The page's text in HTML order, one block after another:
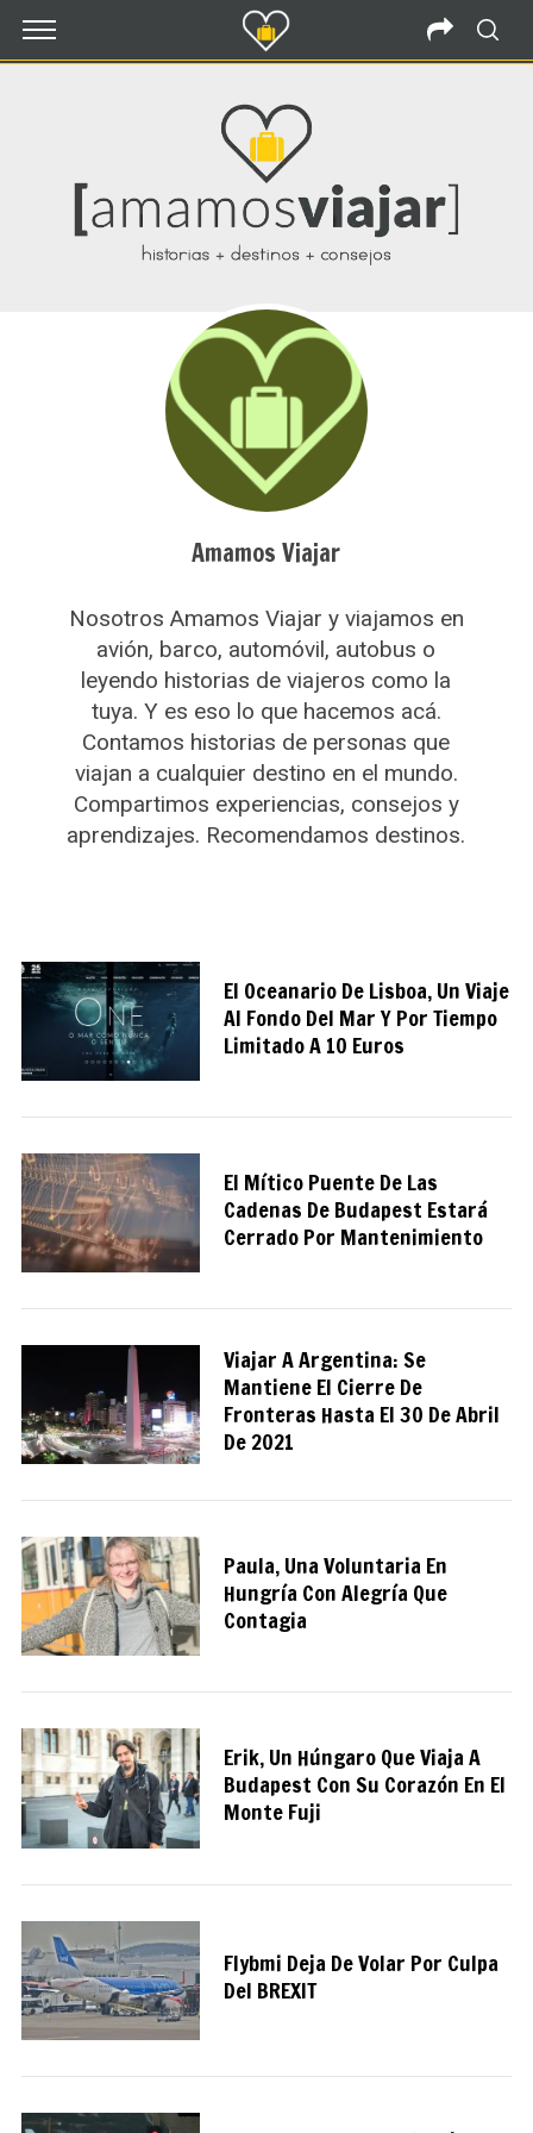
Amamos Viajar
Nosotros Amamos Viajar y viajamos en
avión, barco, automóvil, autobus o
leyendo historias de viajeros como la
tuya. Y es eso lo que hacemos acá.
Contamos historias de personas que
viajan a cualquier destino en el mundo.
Compartimos experiencias, consejos y
aprendizajes. Recomendamos destinos.
El Oceanario De Lisboa, Un Viaje
Al Fondo Del Mar Y Por Tiempo
Limitado A 10 Euros
El Mítico Puente De Las
Cadenas De Budapest Estará
Cerrado Por Mantenimiento
Viajar A Argentina: Se
Mantiene El Cierre De
Fronteras Hasta El 30 De Abril
De 2021
Paula, Una Voluntaria En
Hungría Con Alegría Que
Contagia
Erik, Un Húngaro Que Viaja A
Budapest Con Su Corazón En El
Monte Fuji
Flybmi Deja De Volar Por Culpa
Del BREXIT